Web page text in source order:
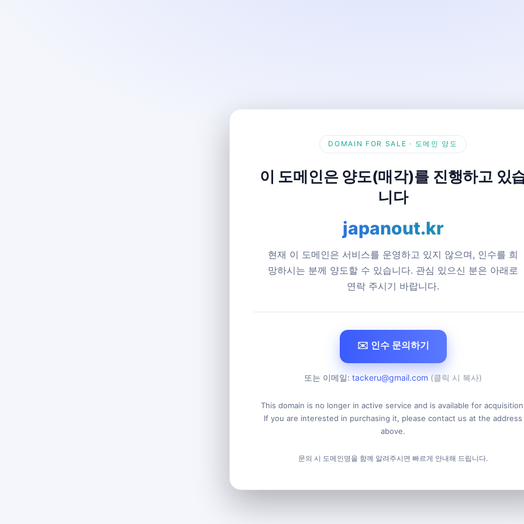
DOMAIN FOR SALE · 도메인 양도
이 도메인은 양도(매각)를 진행하고 있
니다
japanout.kr
현재 이 도메인은 서비스를 운영하고 있지 않으며, 인수를 희
망하시는 분께 양도할 수 있습니다. 관심 있으신 분은 아래로
연락 주시기 바랍니다.
✉️ 인수 문의하기
또는 이메일: tackeru@gmail.com (클릭 시 복사)
This domain is no longer in active service and is available for
If you are interested in purchasing it, please contact us at the address
above.
문의 시 도메인명을 함께 알려주시면 빠르게 안내해 드립니다.